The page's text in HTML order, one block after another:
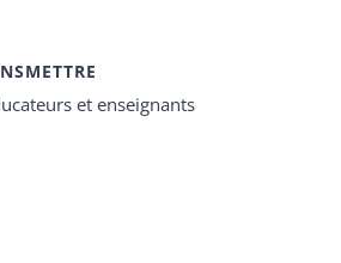
et enseignants